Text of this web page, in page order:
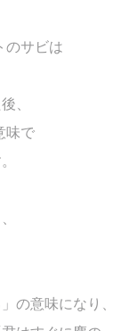
のサビは
、
味で
の意味になり、